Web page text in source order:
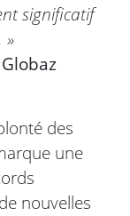
significatif
»
des
une
nouvelles